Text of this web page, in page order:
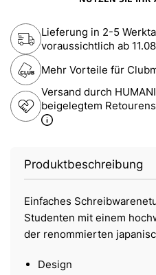
Lieferung in 2-5
voraussichtlich ab
Mehr Vorteile für
Versand durch
beigelegtem
Produktbeschreibung
Einfaches
Studenten mit einem
der renommierten
Design